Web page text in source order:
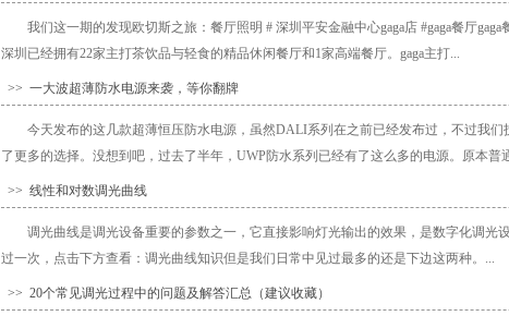
我们这一期的发现欧切斯之旅：餐厅照明 # 深圳平安金融中心gaga店 #gaga餐厅
深圳已经拥有22家主打茶饮品与轻食的精品休闲餐厅和1家高端餐厅。gaga主打...
>> 一大波超薄防水电源来袭，等你翻牌
今天发布的这几款超薄恒压防水电源，虽然DALI系列在之前已经发布过，不过我
了更多的选择。没想到吧，过去了半年，UWP防水系列已经有了这么多的电源。原本普
>> 线性和对数调光曲线
调光曲线是调光设备重要的参数之一，它直接影响灯光输出的效果，是数字化调光
过一次，点击下方查看：调光曲线知识但是我们日常中见过最多的还是下边这两种。...
>> 20个常见调光过程中的问题及解答汇总（建议收藏）